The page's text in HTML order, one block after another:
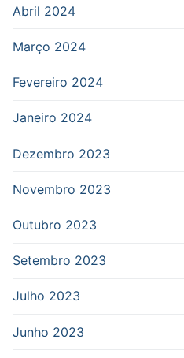
Abril 2024
Março 2024
Fevereiro 2024
Janeiro 2024
Dezembro 2023
Novembro 2023
Outubro 2023
Setembro 2023
Julho 2023
Junho 2023